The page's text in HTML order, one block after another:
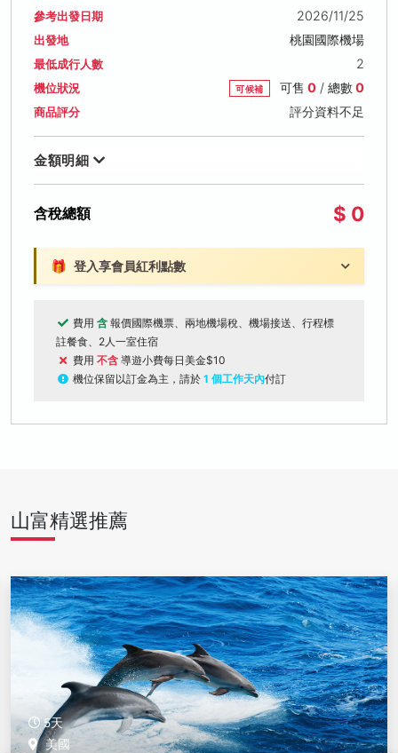
參考出發日期 2026/11/25
出發地 桃園國際機場
最低成行人數 2
機位狀況 可候補 可售 0/ 總數0
商品評分 評分資料不足
金額明細
含稅總額 $ 0
🎁 登入享會員紅利點數
費用 含 報價國際機票、兩地機場稅、機場接送、行程標
註餐食、2人一室住宿
費用 不含 導遊小費每日美金$10
機位保留以訂金為主，請於 1 個工作天內付訂
山富精選推薦
5天
美國